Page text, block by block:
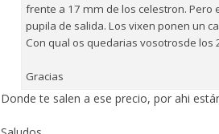
frente a 17 mm de los celestron. Pero
pupila de salida. Los vixen ponen un
Con qual os quedarias vosotrosde los
Gracias
Donde te salen a ese precio, por ahi